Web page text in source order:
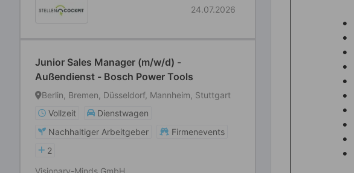
24.07.2026
Junior Sales Manager (m/w/d) -
Außendienst - Bosch Power Tools
Berlin, Bremen, Düsseldorf, Mannheim, Stuttgart
Vollzeit
Dienstwagen
Nachhaltiger Arbeitgeber
Firmenevents
2
Visionary-Minds GmbH